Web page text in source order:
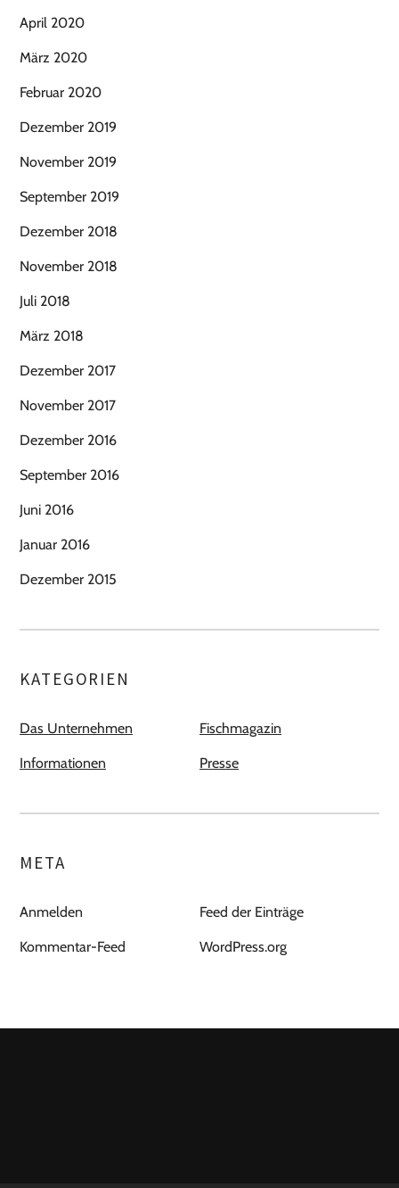
April 2020
März 2020
Februar 2020
Dezember 2019
November 2019
September 2019
Dezember 2018
November 2018
Juli 2018
März 2018
Dezember 2017
November 2017
Dezember 2016
September 2016
Juni 2016
Januar 2016
Dezember 2015
KATEGORIEN
Das Unternehmen Fischmagazin
Informationen Presse
META
Anmelden Feed der Einträge
Kommentar-Feed WordPress.org